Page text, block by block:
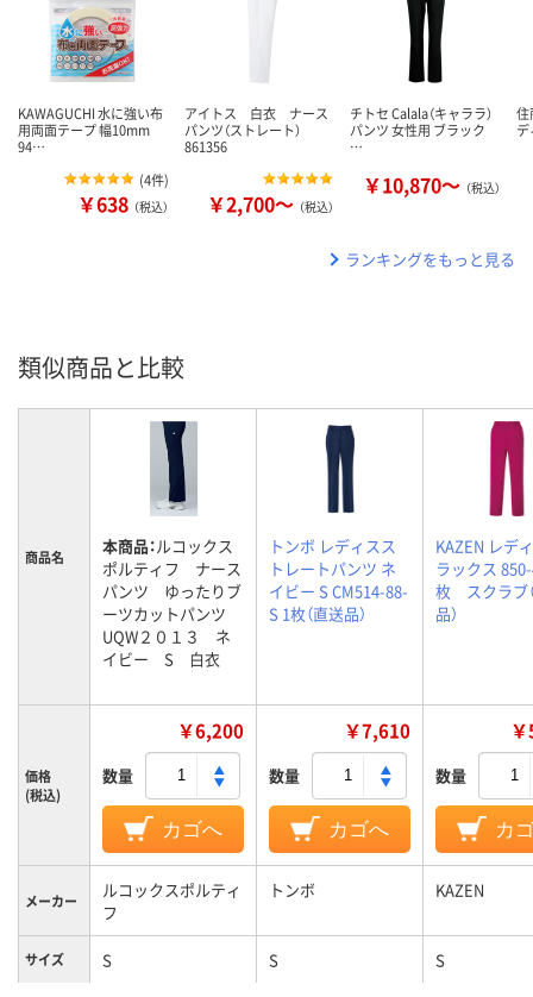
KAWAGUCHI 水に強い布
用両面テープ 幅10mm
94…
(4件)
￥638 （税込）
アイトス 白衣 ナース
パンツ（ストレート）
861356
￥2,700～ （税込）
チトセ Calala（キャララ）
パンツ 女性用 ブラック
…
￥10,870～ （税込）
住
ランキングをもっと見る
類似商品と比較
商品名 本商品：ルコックス
ポルティフ ナース
パンツ ゆったりブ
ーツカットパンツ
UQW２０１３ ネ
イビー S 白衣
トンボ レディスス
トレートパンツ ネ
イビー S CM514-88-
S 1枚（直送品）
KAZEN レデ
ラックス
枚 スクラブ
品）
価格
(税込)
￥6,200
数量
カゴへ
￥7,610
数量
カゴへ
数量
カ
メーカー
ルコックスポルティ
フ
トンボ KAZEN
サイズ S S S